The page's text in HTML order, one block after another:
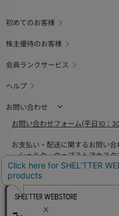
初めてのお客様
株主優待のお客様
会員ランクサービス
ヘルプ
お問い合わせ
お問い合わせフォーム(平日10：
お支払い・配送に関するお問い合
シェルターウェブストアカスタ
0800-123-6820
商品の素材、サイズ、仕様等に
バロックジャパンリミテッドコ
03-6730-9191